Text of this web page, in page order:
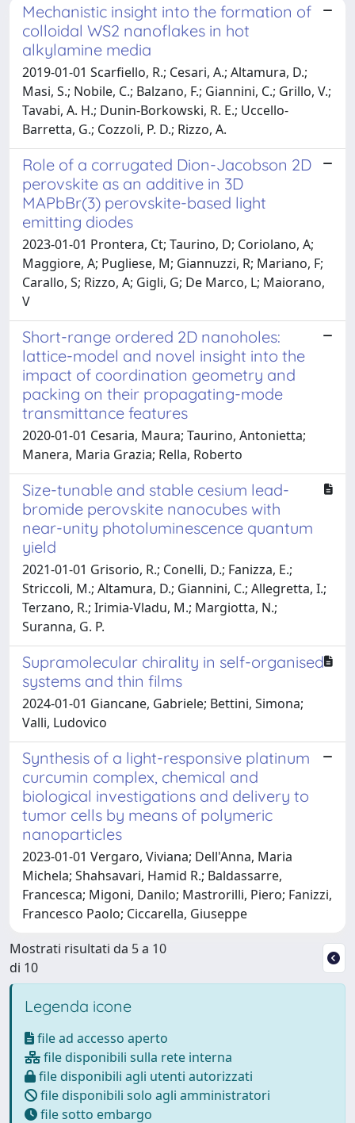
Mechanistic insight into the formation of
colloidal WS2 nanoflakes in hot
alkylamine media
2019-01-01 Scarfiello, R.; Cesari, A.; Altamura, D.;
Masi, S.; Nobile, C.; Balzano, F.; Giannini, C.; Grillo, V.;
Tavabi, A. H.; Dunin-Borkowski, R. E.; Uccello-
Barretta, G.; Cozzoli, P. D.; Rizzo, A.
Role of a corrugated Dion-Jacobson 2D
perovskite as an additive in 3D
MAPbBr(3) perovskite-based light
emitting diodes
2023-01-01 Prontera, Ct; Taurino, D; Coriolano, A;
Maggiore, A; Pugliese, M; Giannuzzi, R; Mariano, F;
Carallo, S; Rizzo, A; Gigli, G; De Marco, L; Maiorano,
V
Short-range ordered 2D nanoholes:
lattice-model and novel insight into the
impact of coordination geometry and
packing on their propagating-mode
transmittance features
2020-01-01 Cesaria, Maura; Taurino, Antonietta;
Manera, Maria Grazia; Rella, Roberto
Size-tunable and stable cesium lead-
bromide perovskite nanocubes with
near-unity photoluminescence quantum
yield
2021-01-01 Grisorio, R.; Conelli, D.; Fanizza, E.;
Striccoli, M.; Altamura, D.; Giannini, C.; Allegretta, I.;
Terzano, R.; Irimia-Vladu, M.; Margiotta, N.;
Suranna, G. P.
Supramolecular chirality in self-organised
systems and thin films
2024-01-01 Giancane, Gabriele; Bettini, Simona;
Valli, Ludovico
Synthesis of a light-responsive platinum
curcumin complex, chemical and
biological investigations and delivery to
tumor cells by means of polymeric
nanoparticles
2023-01-01 Vergaro, Viviana; Dell'Anna, Maria
Michela; Shahsavari, Hamid R.; Baldassarre,
Francesca; Migoni, Danilo; Mastrorilli, Piero; Fanizzi,
Francesco Paolo; Ciccarella, Giuseppe
Mostrati risultati da 5 a 10
di 10
Legenda icone
file ad accesso aperto
file disponibili sulla rete interna
file disponibili agli utenti autorizzati
file disponibili solo agli amministratori
file sotto embargo